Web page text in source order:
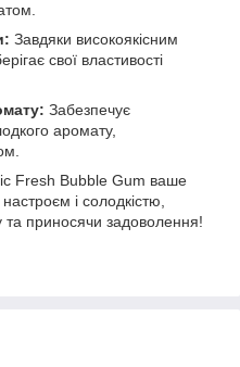
Завдяки високоякісним
свої властивості
Забезпечує
аромату,
Fresh Bubble Gum ваше
і солодкістю,
приносячи задоволення!